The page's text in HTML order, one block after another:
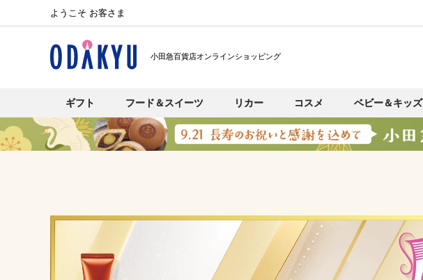
ようこそ お客さま
小田急百貨店オンラインショッピング
ギフト フード＆スイーツ リカー コスメ ベビー＆キッズ